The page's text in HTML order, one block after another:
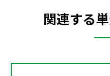
関連する